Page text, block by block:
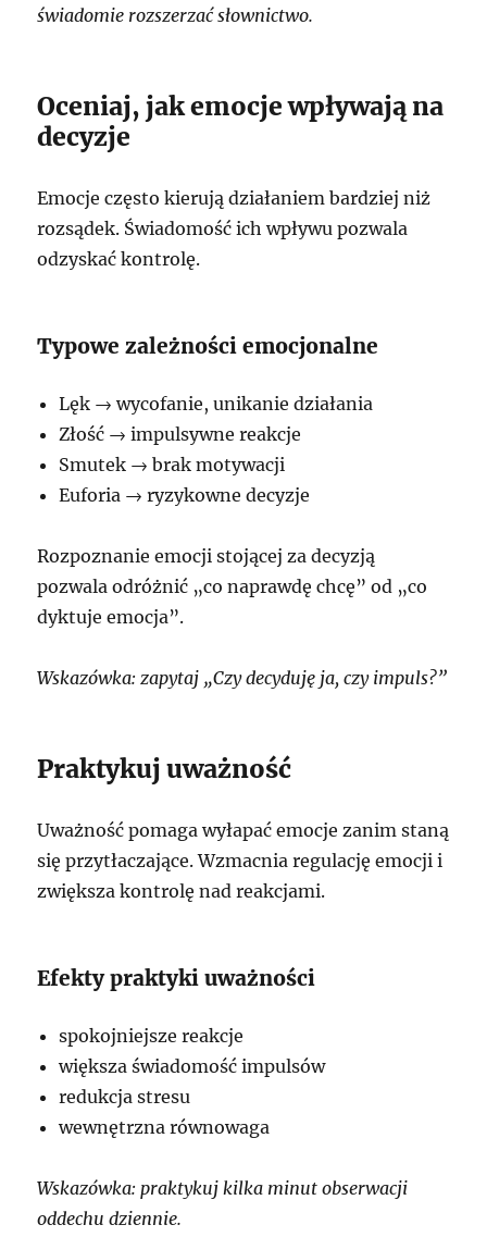
świadomie rozszerzać słownictwo.
Oceniaj, jak emocje wpływają na
decyzje
Emocje często kierują działaniem bardziej niż
rozsądek. Świadomość ich wpływu pozwala
odzyskać kontrolę.
Typowe zależności emocjonalne
Lęk → wycofanie, unikanie działania
Złość → impulsywne reakcje
Smutek → brak motywacji
Euforia → ryzykowne decyzje
Rozpoznanie emocji stojącej za decyzją
pozwala odróżnić „co naprawdę chcę” od „co
dyktuje emocja”.
Wskazówka: zapytaj „Czy decyduję ja, czy impuls?”
Praktykuj uważność
Uważność pomaga wyłapać emocje zanim staną
się przytłaczające. Wzmacnia regulację emocji i
zwiększa kontrolę nad reakcjami.
Efekty praktyki uważności
spokojniejsze reakcje
większa świadomość impulsów
redukcja stresu
wewnętrzna równowaga
Wskazówka: praktykuj kilka minut obserwacji
oddechu dziennie.